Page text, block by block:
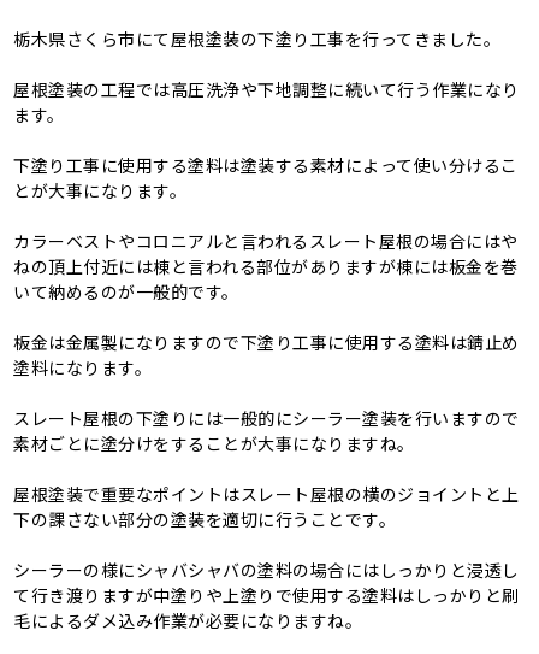
栃木県さくら市にて屋根塗装の下塗り工事を行ってきました。
屋根塗装の工程では高圧洗浄や下地調整に続いて行う作業になり
ます。
下塗り工事に使用する塗料は塗装する素材によって使い分けるこ
とが大事になります。
カラーベストやコロニアルと言われるスレート屋根の場合にはや
ねの頂上付近には棟と言われる部位がありますが棟には板金を巻
いて納めるのが一般的です。
板金は金属製になりますので下塗り工事に使用する塗料は錆止め
塗料になります。
スレート屋根の下塗りには一般的にシーラー塗装を行いますので
素材ごとに塗分けをすることが大事になりますね。
屋根塗装で重要なポイントはスレート屋根の横のジョイントと上
下の課さない部分の塗装を適切に行うことです。
シーラーの様にシャバシャバの塗料の場合にはしっかりと浸透し
て行き渡りますが中塗りや上塗りで使用する塗料はしっかりと刷
毛によるダメ込み作業が必要になりますね。